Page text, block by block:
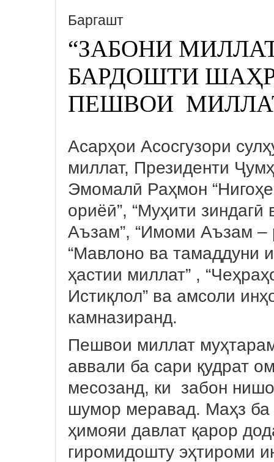
Баргашт
“ЗАБОНИ
БАРДОШТИ
ПЕШВОИ
Асарҳои Асосгузори
миллат, Президенти
Эмомалӣ Раҳмон
ориёӣ”, “Муҳити
Аъзам”, “Имоми Аъзам –
“Мавлоно ва тамаддуни
ҳастии миллат” ,
Истиқлол” ва амсоли
камназиранд.
Пешвои миллат
аввали ба сари қудрат
месозанд, ки забон
шумор меравад. Маҳз
ҳимояи давлат қарор
гиромидошту эҳтироми